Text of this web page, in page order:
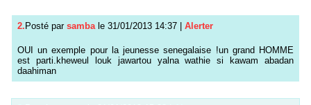
2. Posté par samba le 31/01/2013 14:37 Alerter
OUI un exemple pour la jeunesse senegalaise !un grand HOMME
est parti.kheweul louk jawartou yalna wathie si kawam abadan
daahiman